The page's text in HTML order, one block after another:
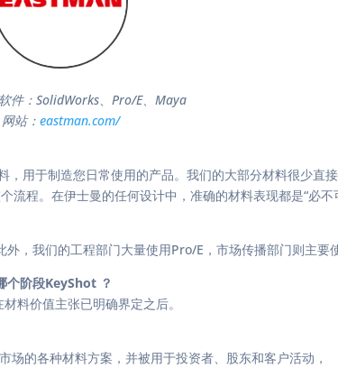
件：SolidWorks、Pro/E、Maya
网站： eastman.com/
用于制造您日常使用的产品。我们的大部分材料很少直
程。在伊士曼的任何设计中，准确的材料表现都是“必不
，我们的工程部门大量使用Pro/E，市场传播部门则主要
个阶段KeyShot ？
料价值主张已明确界定之后。
的各种材料方案，并被用于投资者、股东和客户活动，